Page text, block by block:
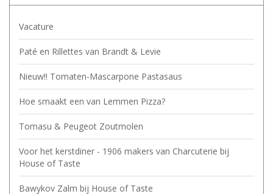
Vacature
Paté en Rillettes van Brandt & Levie
Nieuw!! Tomaten-Mascarpone Pastasaus
Hoe smaakt een van Lemmen Pizza?
Tomasu & Peugeot Zoutmolen
Voor het kerstdiner - 1906 makers van Charcuterie bij
House of Taste
Bawykov Zalm bij House of Taste